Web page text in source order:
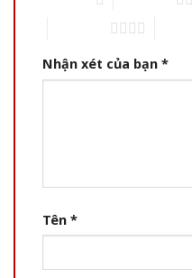
Nhận xét của bạn *
Tên *